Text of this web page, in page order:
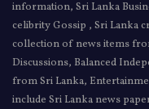
information, Sri Lanka
celibrity Gossip , Sri Lanka
collection of news items
Discussions, Balanced
from Sri Lanka,
include Sri Lanka news